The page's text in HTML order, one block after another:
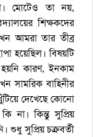
মোটেও তা নয়,
শিক্ষকদের
আমরা তার তীব্র
হয়েছিল। বিষয়টি
কারণ, ইনকাম
সামরিক বাহিনীর
দেখেছে কোনো
না। কিন্তু সুপ্রিয়
শুধু সুপ্রিয় চক্রবর্তী